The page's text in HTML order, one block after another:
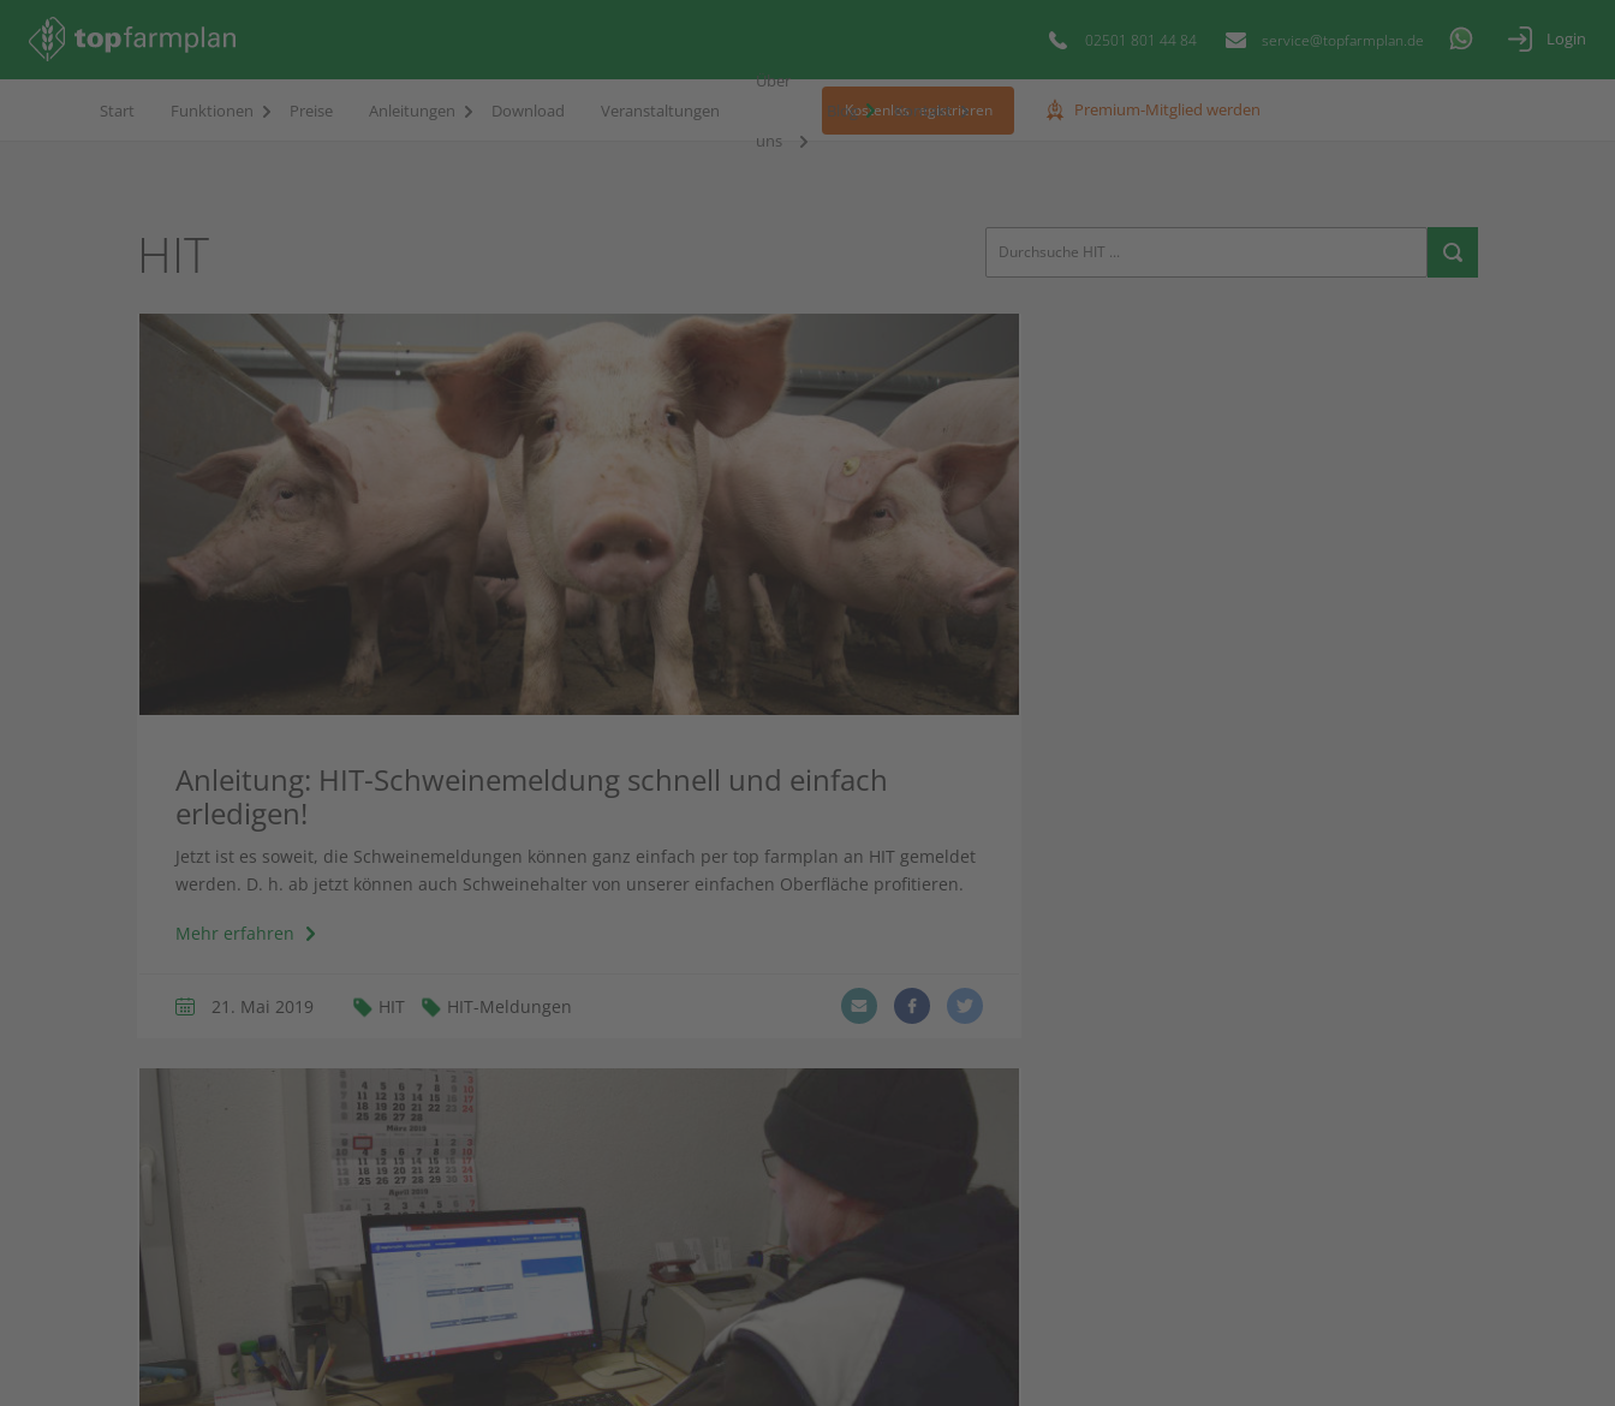
02501 801 44 84 service@topfarmplan.de Login
Start Funktionen Preise Anleitungen Download Veranstaltungen
Über
uns
Blog Kontakt
Kostenlos registrieren Premium-Mitglied werden
HIT
Anleitung: HIT-Schweinemeldung schnell und einfach
erledigen!
Jetzt ist es soweit, die Schweinemeldungen können ganz einfach per top farmplan an HIT gemeldet
werden. D. h. ab jetzt können auch Schweinehalter von unserer einfachen Oberfläche profitieren.
Mehr erfahren
21. Mai 2019 HIT HIT-Meldungen